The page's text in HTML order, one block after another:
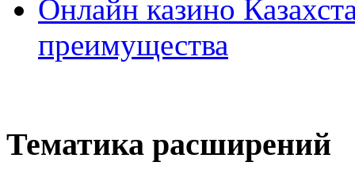
Онлайн казино
преимущества
Тематика расширений